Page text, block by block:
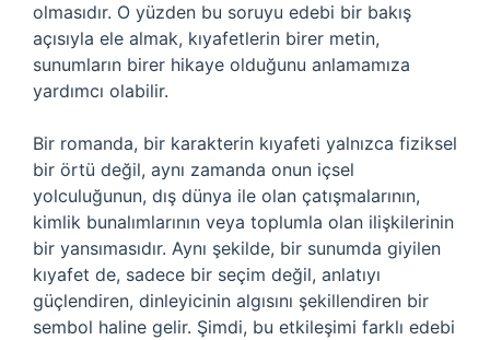
olmasıdır. O yüzden bu soruyu edebi bir bakış
açısıyla ele almak, kıyafetlerin birer metin,
sunumların birer hikaye olduğunu anlamamıza
yardımcı olabilir.
Bir romanda, bir karakterin kıyafeti yalnızca fiziksel
bir örtü değil, aynı zamanda onun içsel
yolculuğunun, dış dünya ile olan çatışmalarının,
kimlik bunalımlarının veya toplumla olan ilişkilerinin
bir yansımasıdır. Aynı şekilde, bir sunumda giyilen
kıyafet de, sadece bir seçim değil, anlatıyı
güçlendiren, dinleyicinin algısını şekillendiren bir
sembol haline gelir. Şimdi, bu etkileşimi farklı edebi